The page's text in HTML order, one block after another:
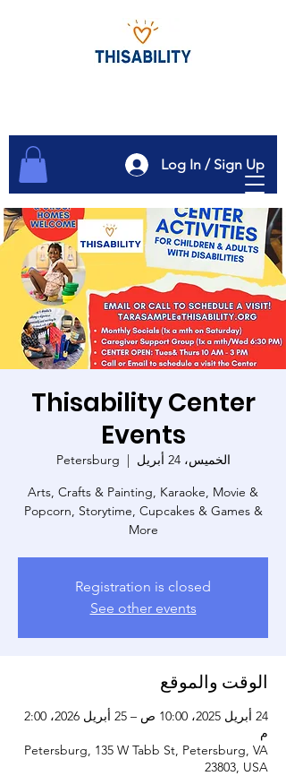
Log In / Sign Up
Thisability Center
Events
الخميس، 24 أبريل
  |
Petersburg
Arts, Crafts & Painting, Karaoke, Movie &
Popcorn, Storytime, Cupcakes & Games &
More
Registration is closed
See other events
الوقت والموقع
24 أبريل 2025، 10:00 ص – 25 أبريل 2026، 2:00
م
Petersburg, 135 W Tabb St, Petersburg, VA
23803, USA